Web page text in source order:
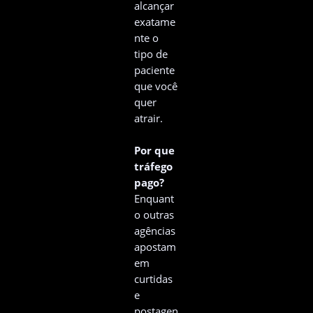
alcançar
exatame
nte o
tipo de
paciente
que você
quer
atrair.
Por que
tráfego
pago?
Enquant
o outras
agências
apostam
em
curtidas
e